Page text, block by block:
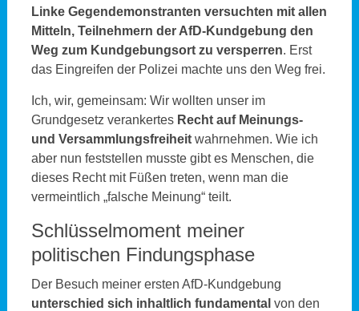
Linke Gegendemonstranten versuchten mit allen
Mitteln, Teilnehmern der AfD-Kundgebung den
Weg zum Kundgebungsort zu versperren. Erst
das Eingreifen der Polizei machte uns den Weg frei.
Ich, wir, gemeinsam: Wir wollten unser im
Grundgesetz verankertes Recht auf Meinungs-
und Versammlungsfreiheit wahrnehmen. Wie ich
aber nun feststellen musste gibt es Menschen, die
dieses Recht mit Füßen treten, wenn man die
vermeintlich „falsche Meinung“ teilt.
Schlüsselmoment meiner
politischen Findungsphase
Der Besuch meiner ersten AfD-Kundgebung
unterschied sich inhaltlich fundamental von den